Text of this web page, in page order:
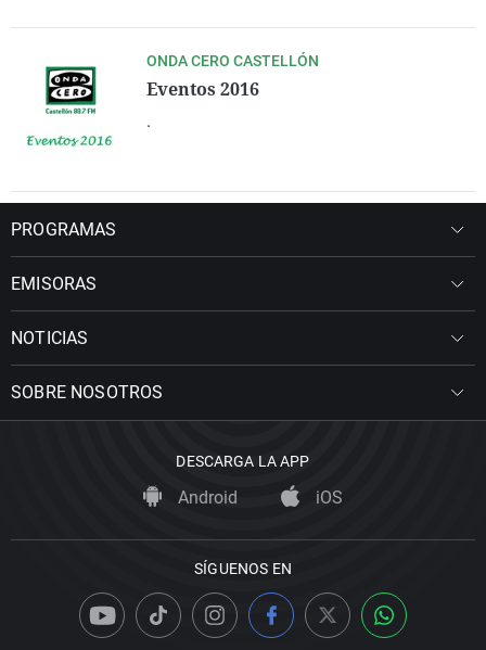
ONDA CERO CASTELLÓN
Eventos 2016
.
PROGRAMAS
EMISORAS
NOTICIAS
SOBRE NOSOTROS
DESCARGA LA APP
Android iOS
SÍGUENOS EN